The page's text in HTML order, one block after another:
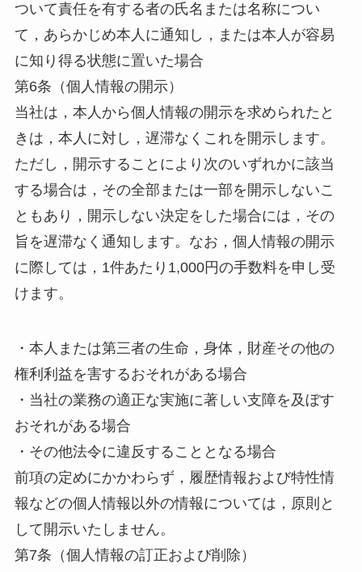
ついて責任を有する者の氏名または名称につい
て，あらかじめ本人に通知し，または本人が容易
に知り得る状態に置いた場合
第6条（個人情報の開示）
当社は，本人から個人情報の開示を求められたと
きは，本人に対し，遅滞なくこれを開示します。
ただし，開示することにより次のいずれかに該当
する場合は，その全部または一部を開示しないこ
ともあり，開示しない決定をした場合には，その
旨を遅滞なく通知します。なお，個人情報の開示
に際しては，1件あたり1,000円の手数料を申し受
けます。
・本人または第三者の生命，身体，財産その他の
権利利益を害するおそれがある場合
・当社の業務の適正な実施に著しい支障を及ぼす
おそれがある場合
・その他法令に違反することとなる場合
前項の定めにかかわらず，履歴情報および特性情
報などの個人情報以外の情報については，原則と
して開示いたしません。
第7条（個人情報の訂正および削除）